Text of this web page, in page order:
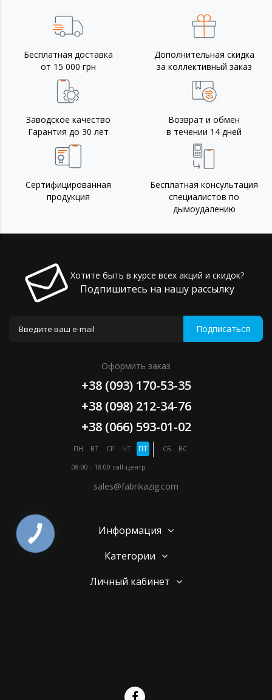
Бесплатная доставка
от 15 000 грн
Дополнительная скидка
за коллективный заказ
Заводское качество
Гарантия до 30 лет
Возврат и обмен
в течении 14 дней
Сертифицированная
продукция
Бесплатная консультация
специалистов по
дымоудалению
Хотите быть в курсе всех акций и скидок?
Подпишитесь на нашу рассылку
Подписаться
Оформить заказ
+38 (093) 170-53-35
+38 (098) 212-34-76
+38 (066) 593-01-02
ПН ВТ СР ЧТ ПТ СБ
ВС
08:00 - 18:00 call-центр
sales@fabrikazig.com
Информация
Категории
Личный кабинет